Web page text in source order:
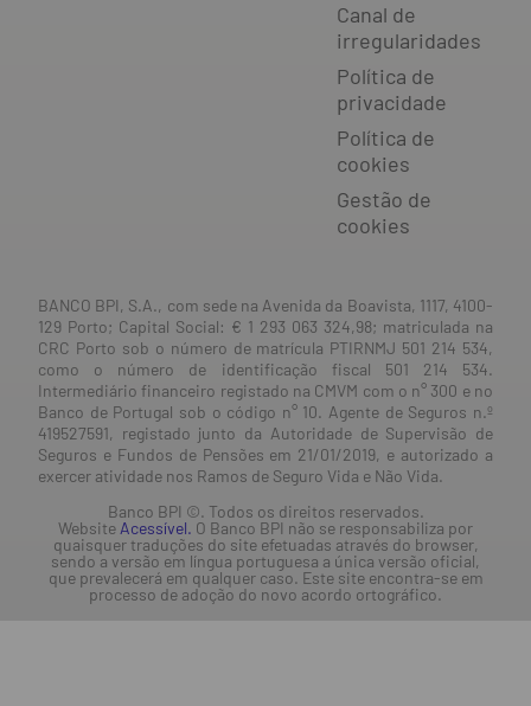
Canal de
irregularidades
Política de
privacidade
Política de
cookies
Gestão de
cookies
BANCO BPI, S.A., com sede na Avenida da Boavista, 1117, 4100-
129 Porto; Capital Social: € 1 293 063 324,98; matriculada na
CRC Porto sob o número de matrícula PTIRNMJ 501 214 534,
como o número de identificação fiscal 501 214 534.
Intermediário financeiro registado na CMVM com o n° 300 e no
Banco de Portugal sob o código n° 10. Agente de Seguros n.º
419527591, registado junto da Autoridade de Supervisão de
Seguros e Fundos de Pensões em 21/01/2019, e autorizado a
exercer atividade nos Ramos de Seguro Vida e Não Vida.
Banco BPI ©. Todos os direitos reservados.
Website Acessível. O Banco BPI não se responsabiliza por
quaisquer traduções do site efetuadas através do browser,
sendo a versão em língua portuguesa a única versão oficial,
que prevalecerá em qualquer caso. Este site encontra-se em
processo de adoção do novo acordo ortográfico.